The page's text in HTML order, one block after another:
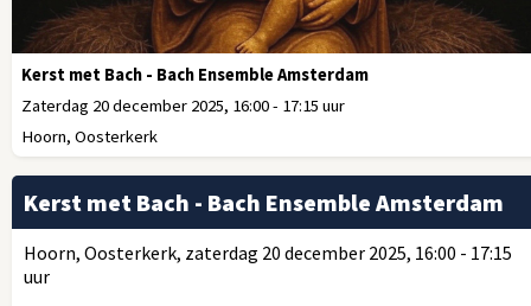
Kerst met Bach - Bach Ensemble Amsterdam
Zaterdag 20 december 2025, 16:00 - 17:15 uur
Hoorn, Oosterkerk
Kerst met Bach - Bach Ensemble Amsterdam
Hoorn, Oosterkerk, zaterdag 20 december 2025, 16:00 - 17:15
uur